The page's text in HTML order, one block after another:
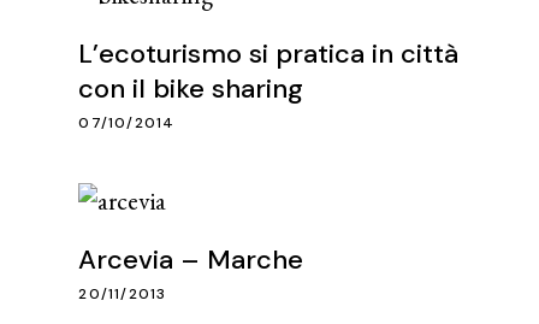
L’ecoturismo si pratica in città
con il bike sharing
07/10/2014
Arcevia – Marche
20/11/2013